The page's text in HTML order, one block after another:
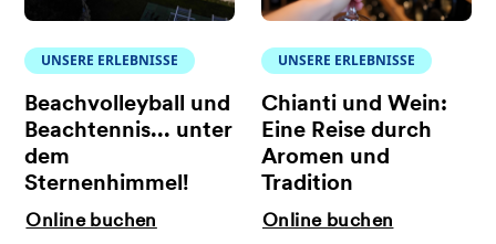
UNSERE ERLEBNISSE
Beachvolleyball und
Beachtennis... unter
dem
Sternenhimmel!
Online buchen
UNSERE ERLEBNISSE
Chianti und Wein:
Eine Reise durch
Aromen und
Tradition
Online buchen